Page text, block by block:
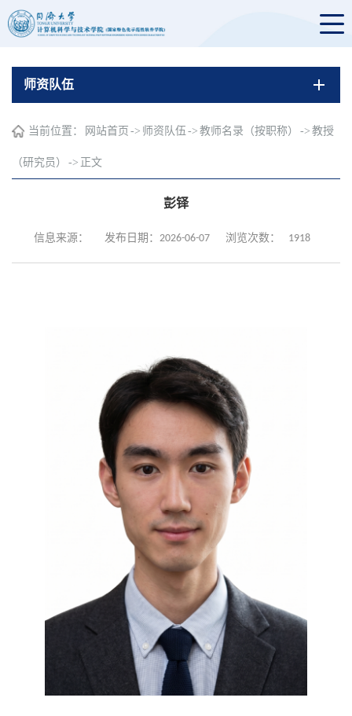
师资队伍
当前位置： 网站首页 -> 师资队伍 -> 教师名录（按职称） -> 教授
（研究员） -> 正文
彭铎
信息来源： 发布日期：2026-06-07 浏览次数： 1918